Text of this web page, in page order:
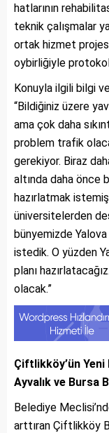
hatlarının
teknik çalışmalar
ortak hizmet
oybirliğiyle
Konuyla ilgili bilgi
“Bildiğiniz üzere
ama çok daha
problem trafik
gerekiyor. Biraz
altında daha önce
hazırlatmak
üniversitelerden
bünyemizde
istedik. O yüzden
planı
olacak.”
Çiftlikköy’ün
Ayvalık ve Bursa
Belediye
arttıran Çiftlikköy